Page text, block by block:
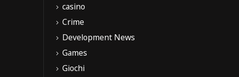
casino
Crime
Development News
Games
Giochi